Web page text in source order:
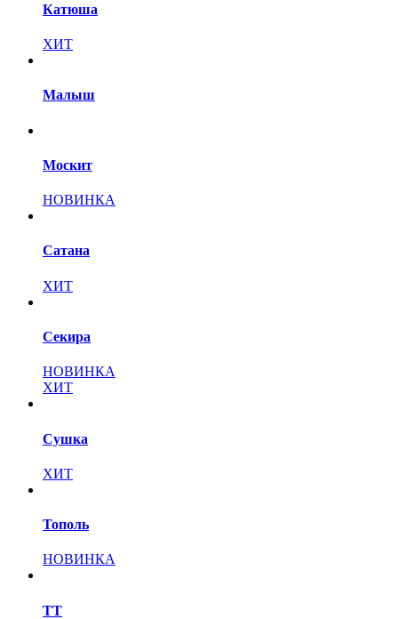
Катюша
ХИТ
Малыш
Москит
НОВИНКА
Сатана
ХИТ
Секира
НОВИНКА
ХИТ
Сушка
ХИТ
Тополь
НОВИНКА
ТТ